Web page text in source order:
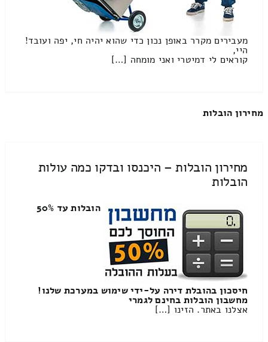
מעבירים מקרר באופן נכון כדי שהוא יהיה חי, יפה ועובד!
היי,
קוראים לי דמיטרי ואני מומחה […]
מחירון הובלות
מחירון הובלות – היכנסו ובדקו כמה עולות
הובלות
הובלות עד 50%
חיסכון בהובלת דירה על-ידי שימוש במערכת שלנו!
מחשבון הובלות בחינם לגמרי
אצלנו באתר. הזינו […]